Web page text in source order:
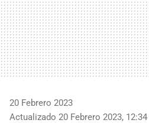
20 Febrero 2023
Actualizado 20 Febrero 2023, 12:34